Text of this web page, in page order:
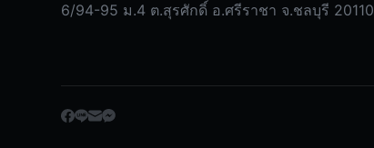
6/94-95 ม.4 ต.สุรศักดิ์ อ.ศรีราชา จ.ชลบุรี 20110